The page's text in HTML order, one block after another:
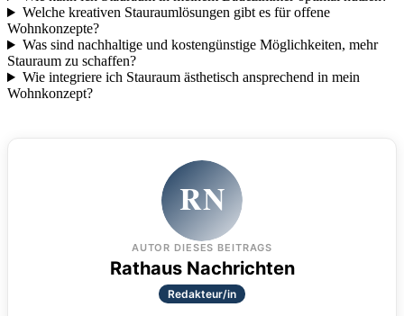
Welche kreativen Stauraumlösungen gibt es für offene
Wohnkonzepte?
Was sind nachhaltige und kostengünstige Möglichkeiten, mehr
Stauraum zu schaffen?
Wie integriere ich Stauraum ästhetisch ansprechend in mein
Wohnkonzept?
RN
AUTOR DIESES BEITRAGS
Rathaus Nachrichten
Redakteur/in